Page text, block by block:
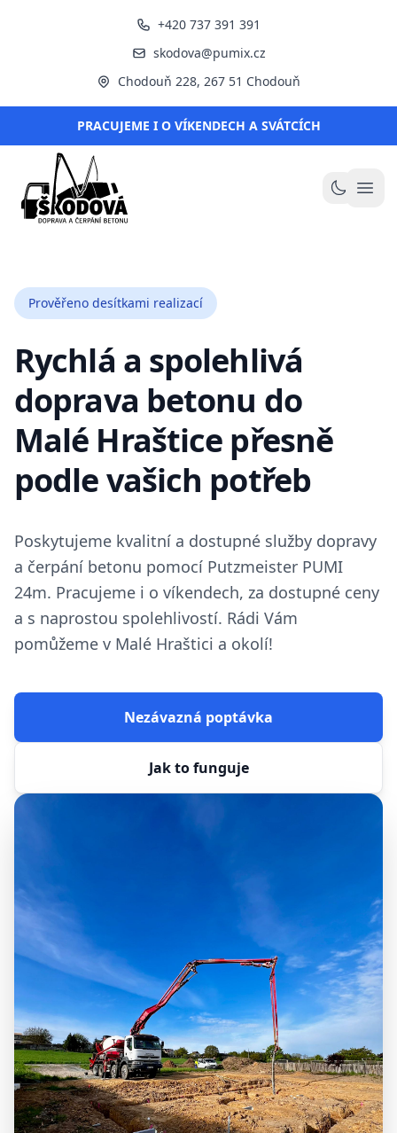
+420 737 391 391
skodova@pumix.cz
Chodouň 228, 267 51 Chodouň
PRACUJEME I O VÍKENDECH A SVÁTCÍCH
ŠKODOVÁ s.r.o.
Prověřeno desítkami realizací
Rychlá a spolehlivá
doprava betonu do
Malé Hraštice přesně
podle vašich potřeb
Poskytujeme kvalitní a dostupné služby dopravy
a čerpání betonu pomocí Putzmeister PUMI
24m. Pracujeme i o víkendech, za dostupné ceny
a s naprostou spolehlivostí. Rádi Vám
pomůžeme v Malé Hraštici a okolí!
Nezávazná poptávka
Jak to funguje